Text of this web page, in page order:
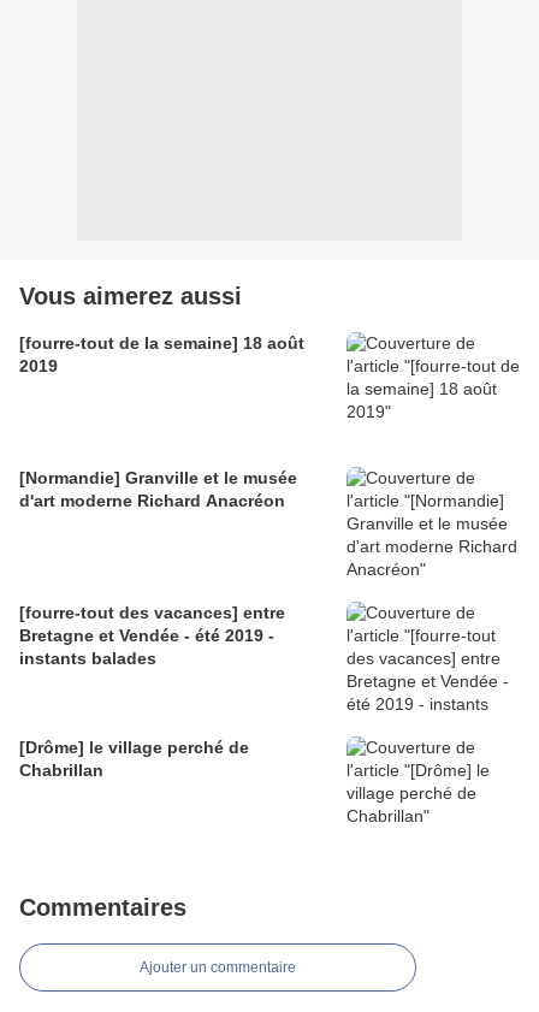
Vous aimerez aussi
[fourre-tout de la semaine] 18 août
2019
[Normandie] Granville et le musée
d'art moderne Richard Anacréon
[fourre-tout des vacances] entre
Bretagne et Vendée - été 2019 -
instants balades
[Drôme] le village perché de
Chabrillan
Commentaires
Ajouter un commentaire